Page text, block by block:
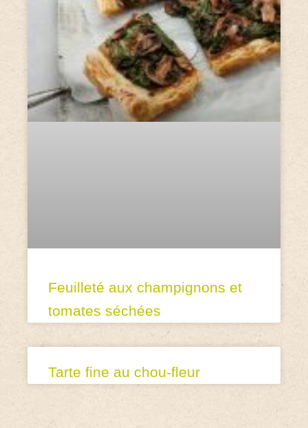
Feuilleté aux champignons et
tomates séchées
Tarte fine au chou-fleur